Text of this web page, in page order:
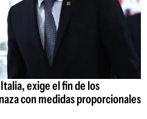
exige el fin de los
con medidas proporcionales